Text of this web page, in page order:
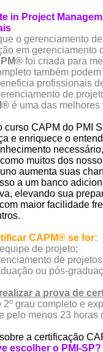
in Project
o gerenciamento
em gerenciamento
foi criada para
também
profissionais
de
é uma das
curso CAPM do PMI
e enriquece o
muitos dos
aumenta suas
a um banco
elevando sua
maior facilidade
CAPM® se for:
de projeto;
de
ou pós-
a prova de
2º grau completo e
pelo menos 23
a certificação
escolher o PMI-SP?